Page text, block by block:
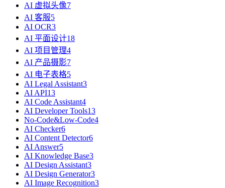
AI 虚拟头像7
AI 客服5
AI OCR3
AI 平面设计18
AI 项目管理4
AI 产品摄影7
AI 电子表格5
AI Legal Assistant3
AI API13
AI Code Assistant4
AI Developer Tools13
No-Code&Low-Code4
AI Checker6
AI Content Detector6
AI Answer5
AI Knowledge Base3
AI Design Assistant3
AI Design Generator3
AI Image Recognition3